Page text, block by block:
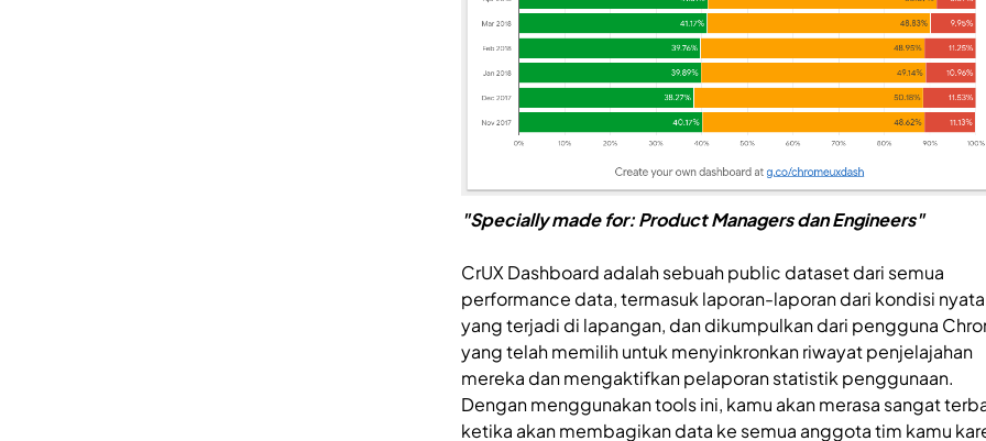
"Specially made for: Product Managers dan Engineers"
CrUX Dashboard adalah sebuah public dataset dari semua
performance data, termasuk laporan-laporan dari kondisi nyata
yang terjadi di lapangan, dan dikumpulkan dari pengguna
yang telah memilih untuk menyinkronkan riwayat penjelajahan
mereka dan mengaktifkan pelaporan statistik penggunaan.
Dengan menggunakan tools ini, kamu akan merasa sangat
ketika akan membagikan data ke semua anggota tim kamu